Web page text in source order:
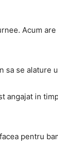
Acum
sa se alature
angajat in
pentru